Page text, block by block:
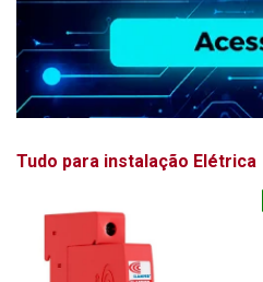
Tudo para instalação Elétrica